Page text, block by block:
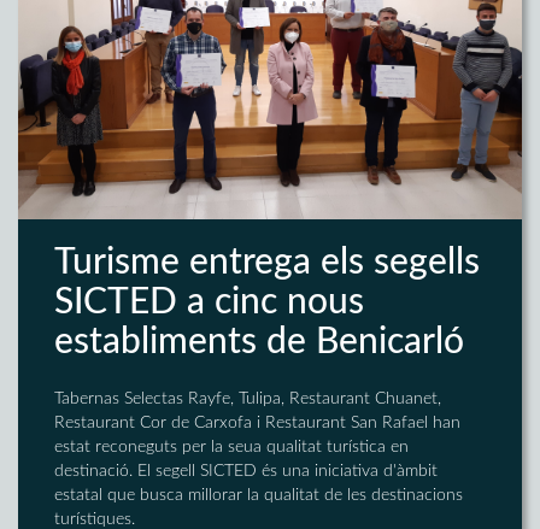
Turisme entrega els segells
SICTED a cinc nous
establiments de Benicarló
Tabernas Selectas Rayfe, Tulipa, Restaurant Chuanet,
Restaurant Cor de Carxofa i Restaurant San Rafael han
estat reconeguts per la seua qualitat turística en
destinació. El segell SICTED és una iniciativa d'àmbit
estatal que busca millorar la qualitat de les destinacions
turístiques.